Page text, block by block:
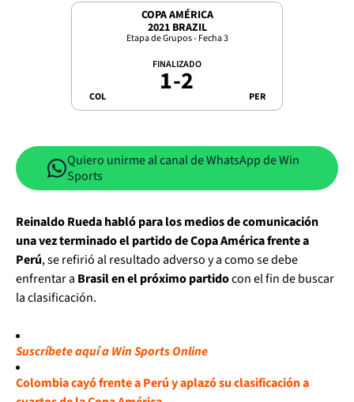
COPA AMÉRICA
2021 BRAZIL
Etapa de Grupos - Fecha 3
COL
FINALIZADO
1-2 PER
Quiero unirme al canal de WhatsApp de Win
Sports
Reinaldo Rueda habló para los medios de comunicación
una vez terminado el partido de Copa América frente a
Perú, se refirió al resultado adverso y a como se debe
enfrentar a Brasil en el próximo partidocon el fin de buscar
la clasificación.
Suscríbete aquí a Win Sports Online
Colombia cayó frente a Perú y aplazó su clasificación a